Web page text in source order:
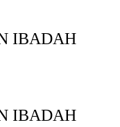
IBADAH
IBADAH